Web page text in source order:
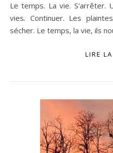
Le temps. La vie. S'arrêter. Un cœur, de battre. D'autres
vies. Continuer. Les
sécher. Le temps, la vie, ils
LIRE